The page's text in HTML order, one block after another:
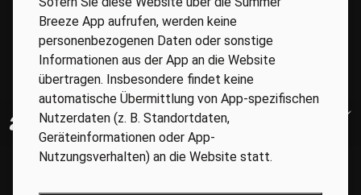
Breeze App aufrufen, werden keine
personenbezogenen Daten oder sonstige
Informationen aus der App an die Website
übertragen. Insbesondere findet keine
automatische Übermittlung von App-spezifischen
Nutzerdaten (z. B. Standortdaten,
Geräteinformationen oder App-
Nutzungsverhalten) an die Website statt.